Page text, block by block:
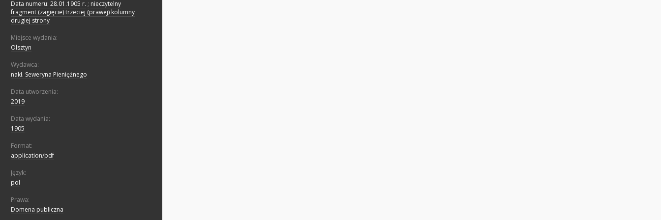
Data numeru: 28.01.1905 r. ; nieczytelny
fragment (zagięcie) trzeciej (prawej) kolumny
drugiej strony
Miejsce wydania:
Olsztyn
Wydawca:
nakł. Seweryna Pieniężnego
Data utworzenia:
2019
Data wydania:
1905
Format:
application/pdf
Język:
pol
Prawa:
Domena publiczna